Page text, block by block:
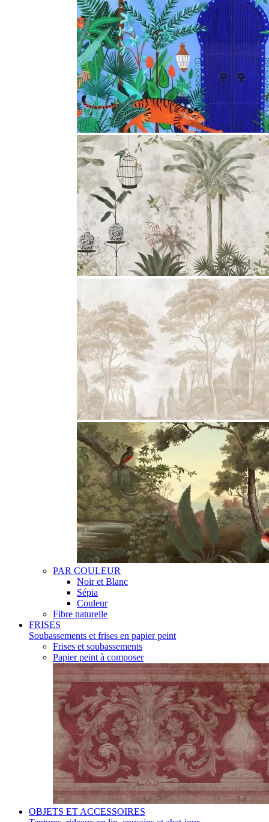
PAR COULEUR
Noir et Blanc
Sépia
Couleur
Fibre naturelle
FRISES
Soubassements et frises en papier peint
Frises et soubassements
Papier peint à composer
OBJETS ET ACCESSOIRES